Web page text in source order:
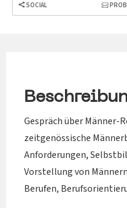
SOCIAL
Gespräch über Männer-
zeitgenössische
Anforderungen,
Vorstellung von
Berufen,